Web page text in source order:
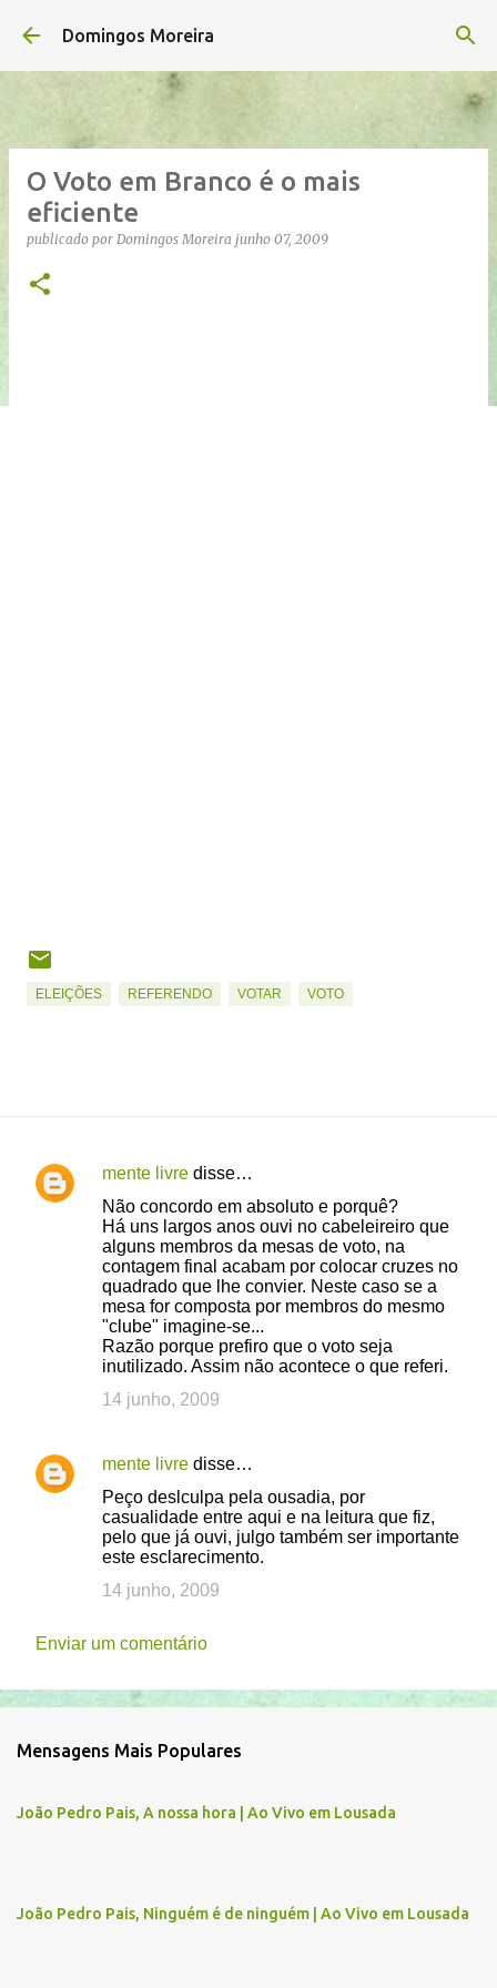
Avançar para o conteúdo principal
Domingos Moreira
O Voto em Branco é o mais
eficiente
publicado por Domingos Moreira junho 07, 2009
ELEIÇÕES REFERENDO VOTAR VOTO
C
o
mente livre disse…
Não concordo em absoluto e porquê?
Há uns largos anos ouvi no cabeleireiro que
alguns membros da mesas de voto, na
contagem final acabam por colocar cruzes no
quadrado que lhe convier. Neste caso se a
mesa for composta por membros do mesmo
"clube" imagine-se...
Razão porque prefiro que o voto seja
inutilizado. Assim não acontece o que referi.
14 junho, 2009
mente livre disse…
Peço deslculpa pela ousadia, por
casualidade entre aqui e na leitura que fiz,
pelo que já ouvi, julgo também ser importante
este esclarecimento.
14 junho, 2009
Enviar um comentário
Mensagens Mais Populares
João Pedro Pais, A nossa hora | Ao Vivo em Lousada
João Pedro Pais, Ninguém é de ninguém | Ao Vivo em Lousada